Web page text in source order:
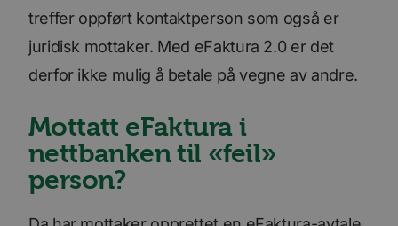
treffer oppført kontaktperson som også er
juridisk mottaker. Med eFaktura 2.0 er det
derfor ikke mulig å betale på vegne av andre.
Mottatt eFaktura i
nettbanken til «feil»
person?